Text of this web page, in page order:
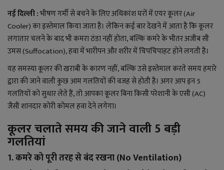
ज्ञान विज्ञान
करिअर
वाद विवाद
संपादकीय
धर्म
लाइफ स्टाइल
नई दिल्ली :भीषण गर्मी से बचने के लिए अधिकांश घरों में एयर कूलर (Air
Cooler) का इस्तेमाल किया जाता है। लेकिन कई बार देखने में आता है कि कूलर
लगातार चलने के बाद भी कमरा ठंडा नहीं होता, बल्कि कमरे के भीतर अजीब सी
उमस (Suffocation), हवा में भारीपन और शरीर में चिपचिपाहट होने लगती है।
यह समस्या कूलर की खराबी के कारण नहीं, बल्कि उसे इस्तेमाल करते समय हमारे
द्वारा की जाने वाली कुछ आम गलतियों की वजह से होती है। अगर आप इन 5
गलतियों को सुधार लेते हैं, तो आपका कूलर बिना किसी परेशानी के एसी (AC)
जैसी शानदार कोरी कोमल हवा देने लगेगा।
कूलर चलाते समय की जाने वाली 5 बड़ी
गलतियां
1. कमरे को पूरी तरह से बंद रखना (No Ventilation)